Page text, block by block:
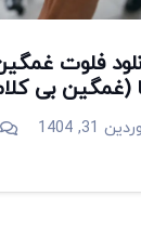
(غمگین بی
31, 1404